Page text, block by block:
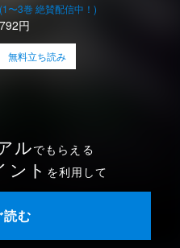
(1〜3巻 絶賛配信中！)
792円
無料立ち読み
ルでもらえる
ント を利用して
読む